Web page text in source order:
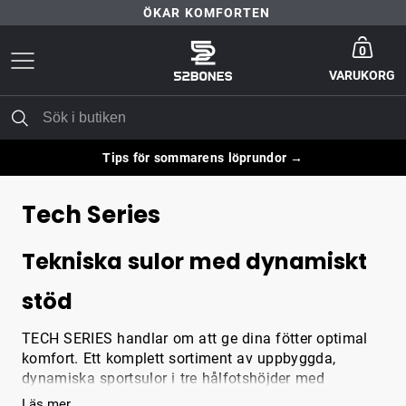
ÖKAR KOMFORTEN
30 DAGARS NÖJD-KUND-GARANTI
0
VARUKORG
Tips för sommarens löprundor →
Tech Series
Tekniska sulor med dynamiskt
stöd
TECH SERIES handlar om att ge dina fötter optimal
komfort. Ett komplett sortiment av uppbyggda,
dynamiska sportsulor i tre hålfotshöjder med
maximalt stöd och dämpning, vilket ger överlägsen